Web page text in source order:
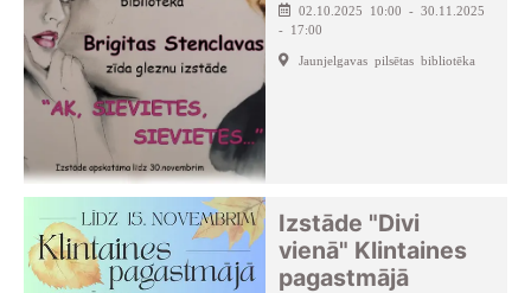
02.10.2025 10:00 - 30.11.2025
- 17:00
Jaunjelgavas pilsētas bibliotēka
Izstāde "Divi
vienā" Klintaines
pagastmājā